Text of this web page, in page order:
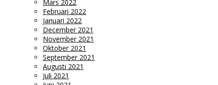
Mars 2022
Februari 2022
Januari 2022
December 2021
November 2021
Oktober 2021
September 2021
Augusti 2021
Juli 2021